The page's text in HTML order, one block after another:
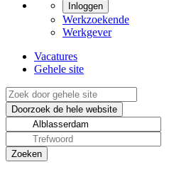
Inloggen
Werkzoekende
Werkgever
Vacatures
Gehele site